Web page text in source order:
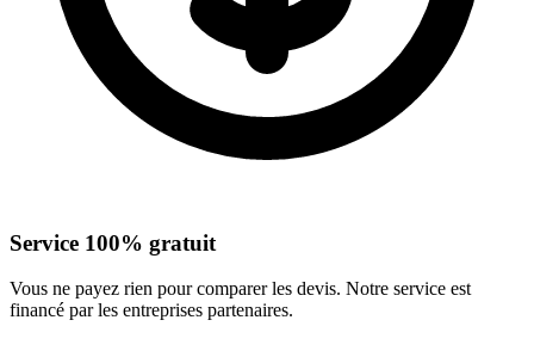
Service 100% gratuit
Vous ne payez rien pour comparer les devis. Notre service est
financé par les entreprises partenaires.